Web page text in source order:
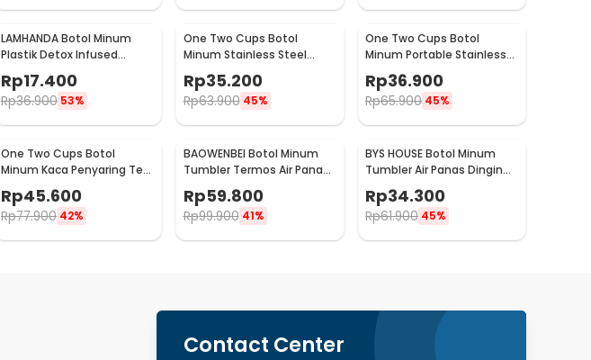
LAMHANDA Botol Minum
Plastik Detox Infused
QWF236
Rp17.400
Rp36.900 53%
One Two Cups Botol
Minum Stainless Steel
Water Bottle 300ml -
YM006
Rp35.200
Rp63.900 45%
One Two Cups Botol
Minum Portable Stainless
Steel 750ml - YM006
Rp36.900
Rp65.900 45%
One Two Cups Botol
Minum Kaca Penyaring Teh
Double Wall 230ml - X9001
Rp45.600
Rp77.900 42%
BAOWENBEI Botol Minum
Tumbler Termos Air Panas
Dingin Stainless 500ml -
A1A0
Rp59.800
Rp99.900 41%
BYS HOUSE Botol Minum
Tumbler Air Panas Dingin
Stainless Steel 380ml -
TY204
Rp34.300
Rp61.900 45%
Contact Center